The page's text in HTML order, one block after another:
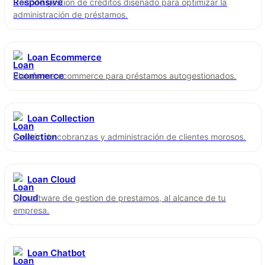
Core de gestión de créditos diseñado para optimizar la
administración de préstamos.
Loan Ecommerce
Plataforma ecommerce para préstamos autogestionados.
Loan Collection
Gestión de cobranzas y administración de clientes morosos.
Loan Cloud
Un software de gestion de prestamos, al alcance de tu
empresa.
Loan Chatbot